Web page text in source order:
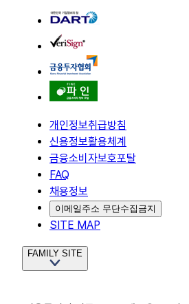
개인정보취급방침
신용정보활용체계
금융소비자보호포탈
FAQ
채용정보
이메일주소 무단수집금지
SITE MAP
FAMILY SITE